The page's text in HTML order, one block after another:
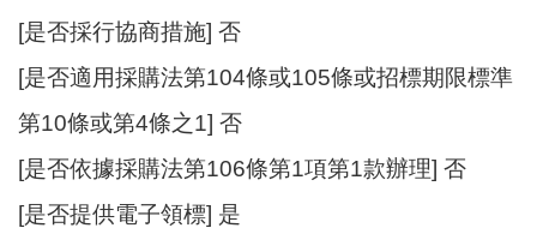
[是否採行協商措施] 否
[是否適用採購法第104條或105條或招標期限標準
第10條或第4條之1] 否
[是否依據採購法第106條第1項第1款辦理] 否
[是否提供電子領標] 是